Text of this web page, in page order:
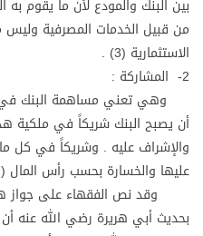
بين البنك والمودع لأن ما يقوم
من قبيل الخدمات المصرفية وليس
الاستثمارية (3) .
2- المشاركة :
وهي تعني مساهمة البنك في
أن يصبح البنك شريكاً في ملكية
والإشراف عليه . وشريكاً في كل ما
عليها والخسارة بحسب رأس المال (1) .
وقد نص الفقهاء على جواز
بحديث أبي هريرة رضي الله عنه